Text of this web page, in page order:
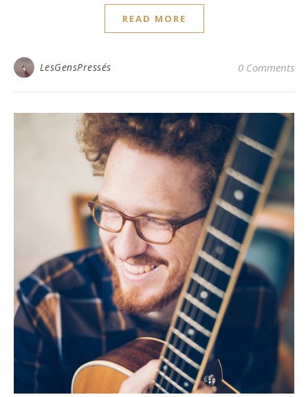
READ MORE
LesGensPressés 0 Comments